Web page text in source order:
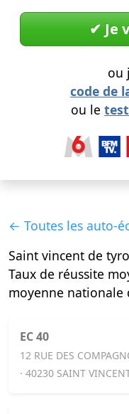
✔︎ Je
ou
code de
ou le
← Toutes les auto-
Saint vincent de
Taux de réussite
moyenne nationale
EC 40
12 RUE DES
· 40230 SAINT